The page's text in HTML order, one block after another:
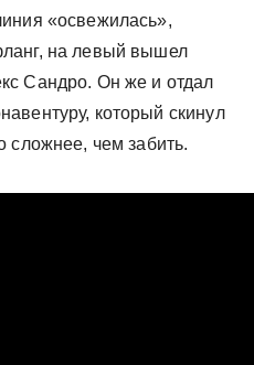
«освежилась»,
на левый вышел
Сандро. Он же и отдал
который скинул
сложнее, чем забить.